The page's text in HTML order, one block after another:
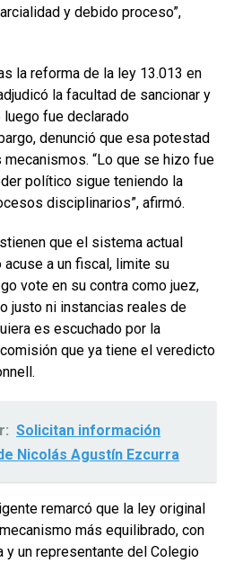
y debido proceso”,
la reforma de la ley 13.013 en
la facultad de sancionar y
fue declarado
denunció que esa potestad
“Lo que se hizo fue
político sigue teniendo la
disciplinarios”, afirmó.
que el sistema actual
a un fiscal, limite su
vote en su contra como juez,
justo ni instancias reales de
es escuchado por la
que ya tiene el veredicto
Solicitan información
Nicolás Agustín Ezcurra
remarcó que la ley original
más equilibrado, con
y un representante del Colegio